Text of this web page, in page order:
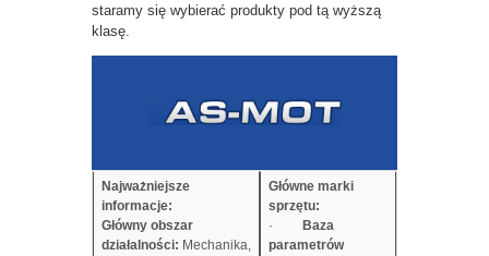
staramy się wybierać produkty pod tą wyższą
klasę.
Najważniejsze
informacje:
Główny obszar
działalności: Mechanika,
Główne marki
sprzętu:
·
Baza
parametrów